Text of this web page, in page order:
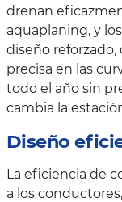
drenan
aquaplaning, y
diseño
precisa en las
todo el año sin
cambia la
Diseño
La eficiencia de
a los